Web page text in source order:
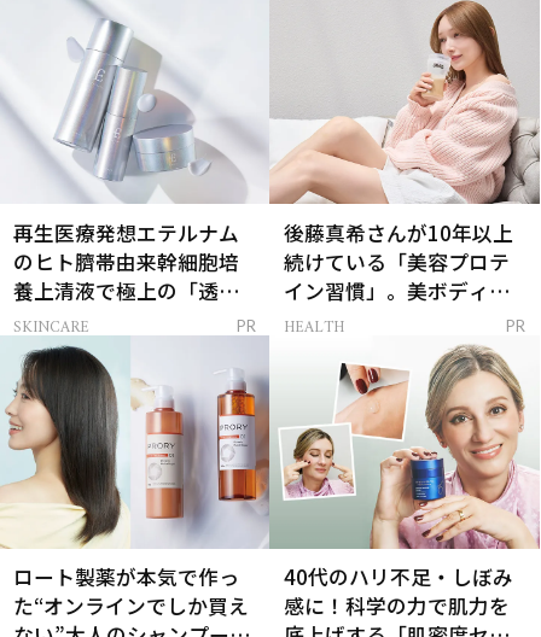
再生医療発想エテルナム
のヒト臍帯由来幹細胞培
養上清液で極上の「透明
感ハリ肌」へ
SKINCARE PR
後藤真希さんが10年以上
続けている「美容プロテ
イン習慣」。美ボディを
支える朝ルーティンと
HEALTH PR
ロート製薬が本気で作っ
た“オンラインでしか買え
40代のハリ不足・しぼみ
感に！科学の力で肌力を